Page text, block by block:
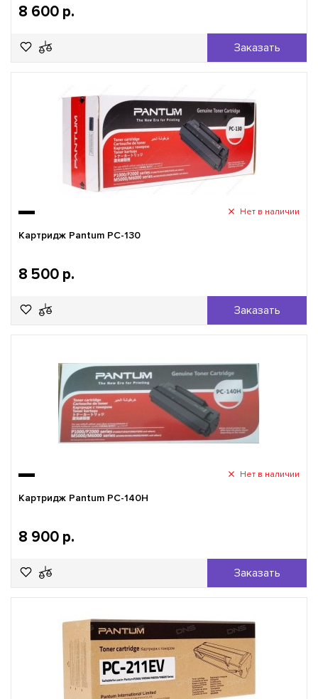
8 600 р.
Заказать
Нет в наличии
Картридж Pantum PC-130
8 500 р.
Заказать
Нет в наличии
Картридж Pantum PC-140H
8 900 р.
Заказать